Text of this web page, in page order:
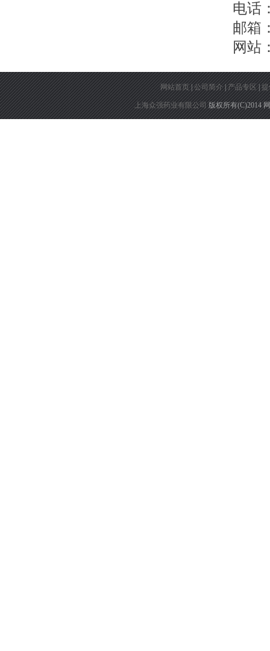
电话：
邮箱：
网站：
网站首页|公司简介|产品专区|
上海众强药业有限公司版权所有(C)2014